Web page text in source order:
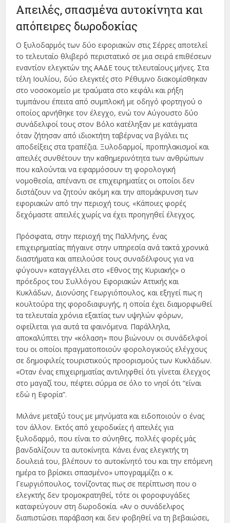
Απειλές, σπασμένα αυτοκίνητα και
απόπειρες δωροδοκίας
Ο ξυλοδαρμός των δύο εφοριακών στις Σέρρες αποτελεί
το τελευταίο θλιβερό περιστατικό σε μια σειρά επιθέσεων
εναντίον ελεγκτών της ΑΑΔΕ τους τελευταίους μήνες. Στα
τέλη Ιουλίου, δύο ελεγκτές στο Ρέθυμνο διακομίσθηκαν
στο νοσοκομείο με τραύματα στο κεφάλι και ρήξη
τυμπάνου έπειτα από συμπλοκή με οδηγό φορτηγού ο
οποίος αρνήθηκε τον έλεγχο, ενώ τον Αύγουστο δύο
συνάδελφοί τους στον Βόλο κατέληξαν με κατάγματα
όταν ζήτησαν από ιδιοκτήτη ταβέρνας να βγάλει τις
αποδείξεις στα τραπέζια. Ξυλοδαρμοί, προπηλακισμοί και
απειλές συνθέτουν την καθημερινότητα των ανθρώπων
που καλούνται να εφαρμόσουν τη φορολογική
νομοθεσία, απέναντι σε επιχειρηματίες οι οποίοι δεν
διστάζουν να ζητούν ακόμη και την απομάκρυνση των
εφοριακών από την περιοχή τους. «Κάποιες φορές
δεχόμαστε απειλές χωρίς να έχει προηγηθεί έλεγχος.
Πρόσφατα, στην περιοχή της Παλλήνης, ένας
επιχειρηματίας πήγαινε στην υπηρεσία ανά τακτά χρονικά
διαστήματα και απειλούσε τους συναδέλφους για να
φύγουν» καταγγέλλει στο «Εθνος της Κυριακής» ο
πρόεδρος του Συλλόγου Εφοριακών Αττικής και
Κυκλάδων, Διονύσης Γεωργιόπουλος, και εξηγεί πως η
κουλτούρα της φοροδιαφυγής, η οποία έχει διαμορφωθεί
τα τελευταία χρόνια εξαιτίας των υψηλών φόρων,
οφείλεται για αυτά τα φαινόμενα. Παράλληλα,
αποκαλύπτει την «κόλαση» που βιώνουν οι συνάδελφοί
του οι οποίοι πραγματοποιούν φορολογικούς ελέγχους
σε δημοφιλείς τουριστικούς προορισμούς των Κυκλάδων.
«Οταν ένας επιχειρηματίας αντιληφθεί ότι γίνεται έλεγχος
στο μαγαζί του, πέφτει σύρμα σε όλο το νησί ότι “είναι
εδώ η Eφορία”.
Μιλάνε μεταξύ τους με μηνύματα και ειδοποιούν ο ένας
τον άλλον. Εκτός από χειροδικίες ή απειλές για
ξυλοδαρμό, που είναι το σύνηθες, πολλές φορές μάς
βανδαλίζουν τα αυτοκίνητα. Κάνει ένας ελεγκτής τη
δουλειά του, βλέπουν το αυτοκίνητό του και την επόμενη
ημέρα το βρίσκει σπασμένο» υπογραμμίζει ο κ.
Γεωργιόπουλος, τονίζοντας πως σε περίπτωση που ο
ελεγκτής δεν τρομοκρατηθεί, τότε οι φοροφυγάδες
καταφεύγουν στη δωροδοκία. «Αν ο συνάδελφος
διαπιστώσει παράβαση και δεν φοβηθεί να τη βεβαιώσει,